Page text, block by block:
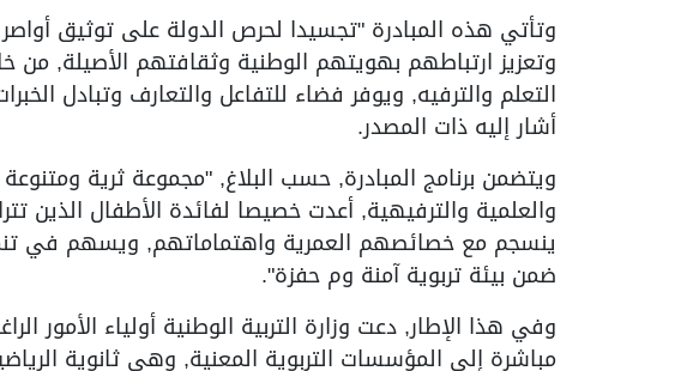
وتأتي هذه المبادرة "تجسيدا لحرص الدولة على توثيق أواصر
وتعزيز ارتباطهم بهويتهم الوطنية وثقافتهم الأصيلة, من
التعلم والترفيه, ويوفر فضاء للتفاعل والتعارف وتبادل
أشار إليه ذات المصدر.
ويتضمن برنامج المبادرة, حسب البلاغ, "مجموعة ثرية
ينسجم مع خصائصهم العمرية واهتماماتهم, ويسهم في
ضمن بيئة تربوية آمنة وم حفزة".
وفي هذا الإطار, دعت وزارة التربية الوطنية أولياء الأمور
مباشرة إلى المؤسسات التربوية المعنية, وهي ثانوية